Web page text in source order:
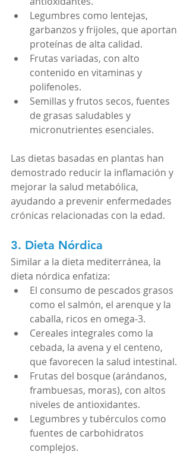
Legumbres como lentejas,
garbanzos y frijoles, que aportan
proteínas de alta calidad.
Frutas variadas, con alto
contenido en vitaminas y
polifenoles.
Semillas y frutos secos, fuentes
de grasas saludables y
micronutrientes esenciales.
Las dietas basadas en plantas han
demostrado reducir la inflamación y
mejorar la salud metabólica,
ayudando a prevenir enfermedades
crónicas relacionadas con la edad.
3. Dieta Nórdica
Similar a la dieta mediterránea, la
dieta nórdica enfatiza:
El consumo de pescados grasos
como el salmón, el arenque y la
caballa, ricos en omega-3.
Cereales integrales como la
cebada, la avena y el centeno,
que favorecen la salud intestinal.
Frutas del bosque (arándanos,
frambuesas, moras), con altos
niveles de antioxidantes.
Legumbres y tubérculos como
fuentes de carbohidratos
complejos.